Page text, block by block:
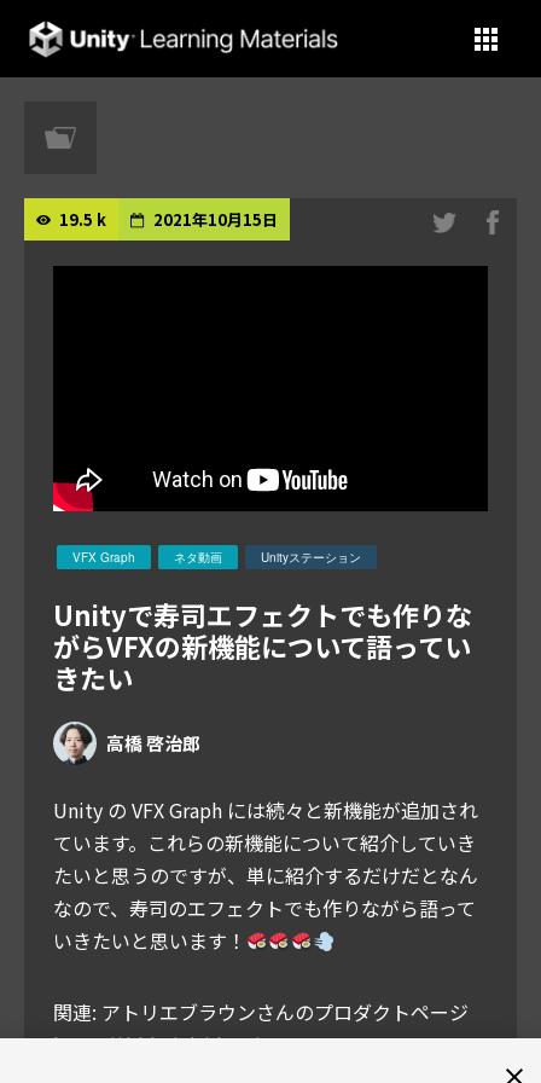
Unity Learning Materials
19.5 k 2021年10月15日
VFX Graph ネタ動画 Unityステーション
Unityで寿司エフェクトでも作りな
がらVFXの新機能について語ってい
きたい
高橋 啓治郎
Unity の VFX Graph には続々と新機能が追加され
ています。これらの新機能について紹介していき
たいと思うのですが、単に紹介するだけだとなん
なので、寿司のエフェクトでも作りながら語って
いきたいと思います！
関連: アトリエブラウンさんのプロダクトページ
https://ddd.pink/shop/?